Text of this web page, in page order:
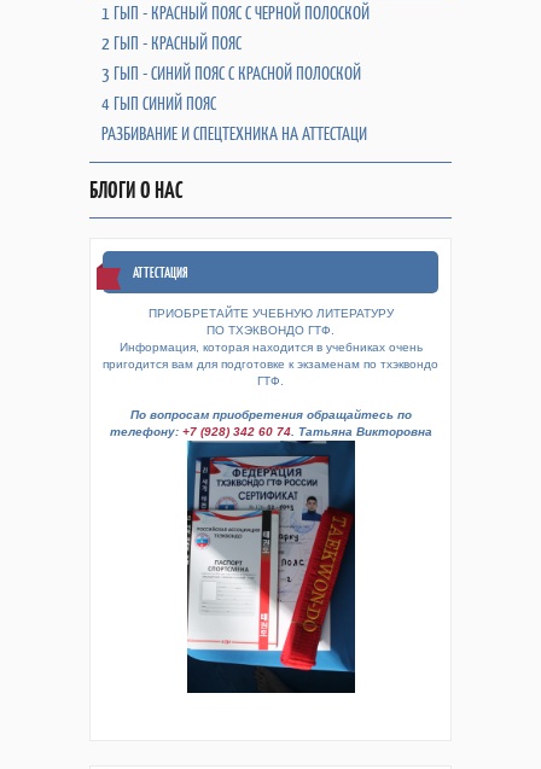
1 ГЫП - КРАСНЫЙ ПОЯС С ЧЕРНОЙ ПОЛОСКОЙ
2 ГЫП - КРАСНЫЙ ПОЯС
3 ГЫП - СИНИЙ ПОЯС С КРАСНОЙ ПОЛОСКОЙ
4 ГЫП СИНИЙ ПОЯС
РАЗБИВАНИЕ И СПЕЦТЕХНИКА НА АТТЕСТАЦИ
БЛОГИ О НАС
АТТЕСТАЦИЯ
ПРИОБРЕТАЙТЕ УЧЕБНУЮ ЛИТЕРАТУРУ
ПО ТХЭКВОНДО ГТФ.
Информация, которая находится в учебниках очень
пригодится вам для подготовке к экзаменам по тхэквондо
ГТФ.
По вопросам приобретения обращайтесь по
телефону: +7 (928) 342 60 74. Татьяна Викторовна